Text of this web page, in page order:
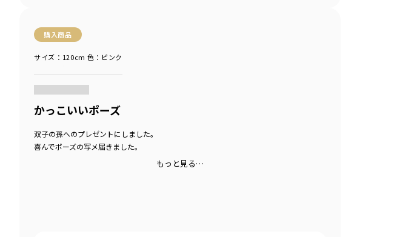
購入商品
サイズ：120cm 色：ピンク
かっこいいポーズ
双子の孫へのプレゼントにしました。
喜んでポーズの写メ届きました。
もっと見る…